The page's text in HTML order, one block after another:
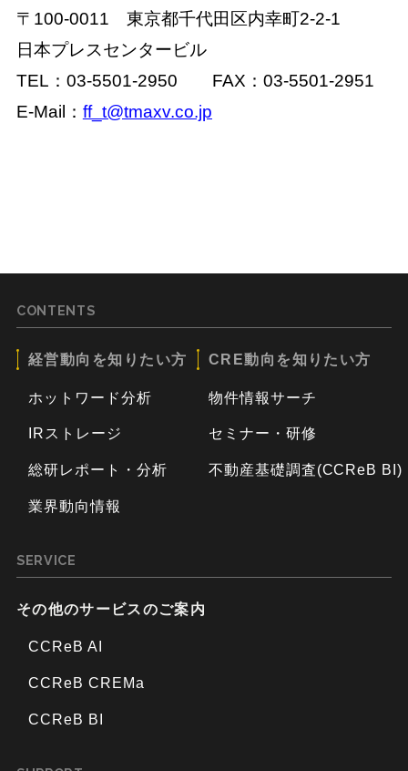
〒100-0011 東京都千代田区内幸町2-2-1
日本プレスセンタービル
TEL：03-5501-2950 FAX：03-5501-2951
E-Mail： ff_t@tmaxv.co.jp
CONTENTS
経営動向を知りたい方
ホットワード分析
IRストレージ
総研レポート・分析
業界動向情報
CRE動向を知りたい方
物件情報サーチ
セミナー・研修
不動産基礎調査(CCReB BI)
SERVICE
その他のサービスのご案内
CCReB AI
CCReB CREMa
CCReB BI